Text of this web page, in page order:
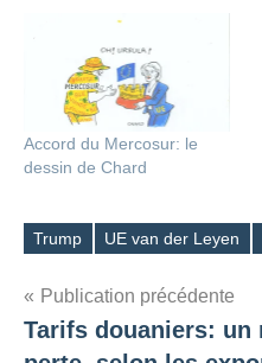
Accord du Mercosur: le
dessin de Chard
Étiquettes
Trump UE van der Leyen
Navigation
de
Publication précédente
Tarifs douaniers: un